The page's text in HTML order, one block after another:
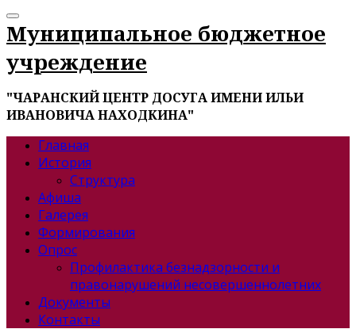
Муниципальное бюджетное
учреждение
"ЧАРАНСКИЙ ЦЕНТР ДОСУГА ИМЕНИ ИЛЬИ
ИВАНОВИЧА НАХОДКИНА"
Главная
История
Структура
Афиша
Галерея
Формирования
Опрос
Профилактика безнадзорности и
правонарушений несовершеннолетних
Документы
Контакты